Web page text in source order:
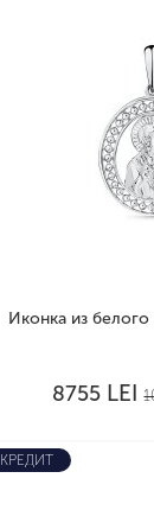
Иконка из
8755 LEI
КРЕДИТ